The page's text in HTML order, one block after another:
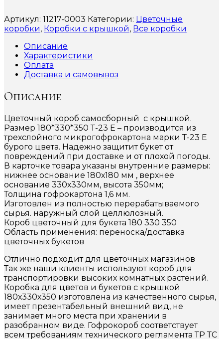
Артикул: 11217-0003 Категории: Цветочные
коробки, Коробки с крышкой, Все коробки
Описание
Характеристики
Оплата
Доставка и самовывоз
Описание
Цветочный короб самосборный с крышкой.
Размер 180*330*350 Т-23 Е – производится из
трехслойного микрогофрокартона марки Т-23 Е
бурого цвета. Надежно защитит букет от
повреждений при доставке и от плохой погоды.
В карточке товара указаны внутренние размеры:
нижнее основание 180х180 мм , верхнее
основание 330х330мм, высота 350мм;
Толщина гофрокартона 1,6 мм.
Изготовлен из полностью перерабатываемого
сырья. наружный слой целлюлозный.
Короб цветочный для букета 180 330 350
Область применения: переноска/доставка
цветочных букетов
Отлично подходит для цветочных магазинов
Так же наши клиенты используют короб для
транспортировки высоких комнатных растений.
Коробка для цветов и букетов с крышкой
180х330х350 изготовлена из качественного сырья,
имеет презентабельный внешний вид, не
занимает много места при хранении в
разобранном виде. Гофрокороб соответствует
всем требованиям технического регламента ТР ТС